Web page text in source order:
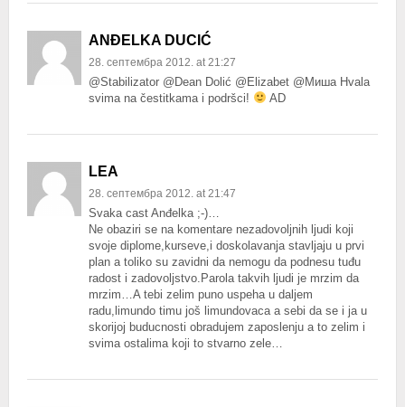
ANĐELKA DUCIĆ
28. септембра 2012. at 21:27
@Stabilizator @Dean Dolić @Elizabet @Миша Hvala
svima na čestitkama i podršci!
AD
LEA
28. септембра 2012. at 21:47
Svaka cast Anđelka ;-)…
Ne obaziri se na komentare nezadovoljnih ljudi koji
svoje diplome,kurseve,i doskolavanja stavljaju u prvi
plan a toliko su zavidni da nemogu da podnesu tuđu
radost i zadovoljstvo.Parola takvih ljudi je mrzim da
mrzim…A tebi zelim puno uspeha u daljem
radu,limundo timu još limundovaca a sebi da se i ja u
skorijoj buducnosti obradujem zaposlenju a to zelim i
svima ostalima koji to stvarno zele…